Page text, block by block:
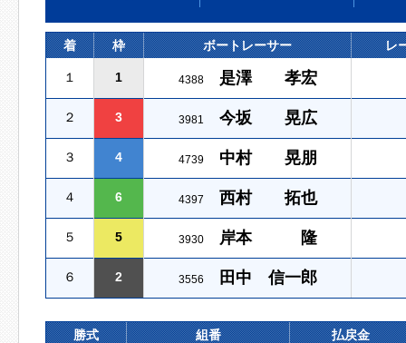
着 枠 ボートレーサー レ
１ 1 4388 是澤 孝宏
２ 3 3981 今坂 晃広
３ 4 4739 中村 晃朋
４ 6 4397 西村 拓也
５ 5 3930 岸本 隆
６ 2 3556 田中 信一郎
勝式 組番 払戻金